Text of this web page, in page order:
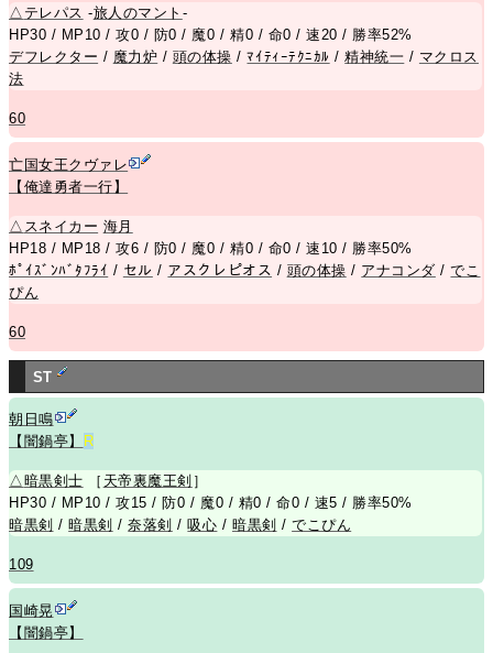
△ テレパス -旅人のマント -
HP30 / MP10 / 攻0 / 防0 / 魔0 / 精0 / 命0 / 速20 / 勝率52%
デフレクター / 魔力炉 / 頭の体操 /ﾏｲﾃｨｰﾃｸﾆｶﾙ /精神統一 / マクロス
法
60
亡国女王クヴァレ
【俺達勇者一行】
△ スネイカー 海月
HP18 / MP18 / 攻6 / 防0 / 魔0 / 精0 / 命0 / 速10 / 勝率50%
ﾎﾟｲｽﾞﾝﾊﾞﾀﾌﾗｲ / セル / アスクレピオス / 頭の体操 / アナコンダ /でこ
ぴん
60
ST
朝日鳴
【闇鍋亭】
R
△暗黒剣士 ［ 天帝裏魔王剣 ］
HP30 / MP10 / 攻15 / 防0 / 魔0 / 精0 / 命0 / 速5 / 勝率50%
暗黒剣 /暗黒剣 /奈落剣 /吸心 / 暗黒剣 /でこぴん
109
国崎晃
【闇鍋亭】